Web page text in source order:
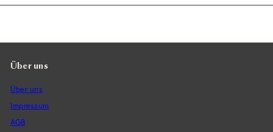
Über uns
Über uns
Impressum
AGB